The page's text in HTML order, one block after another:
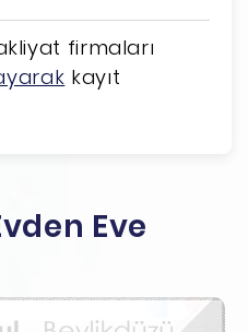
firmaları
kayıt
Eve